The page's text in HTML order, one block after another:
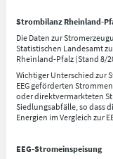
Strombilanz Rheinland-
Die Daten zur
Statistischen Landesamt
Rheinland-Pfalz (Stand 8/
Wichtiger Unterschied zur
EEG geförderten
oder direktvermarkteten
Siedlungsabfälle, so dass
Energien im Vergleich zur
EEG-Stromeinspeisung